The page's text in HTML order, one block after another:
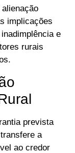
implicações
e
rurais
prevista
a
ao credor